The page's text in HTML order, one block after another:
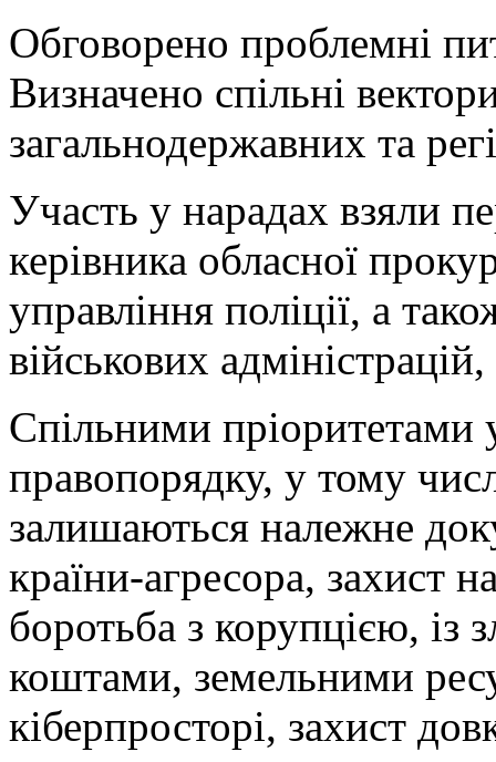
Обговорено проблемні
Визначено спільні
загальнодержавних та
Участь у нарадах взяли
керівника обласної
управління поліції, а
військових
Спільними пріоритетами
правопорядку, у тому
залишаються належне
країни-агресора, захист
боротьба з корупцією,
коштами, земельними
кіберпросторі, захист